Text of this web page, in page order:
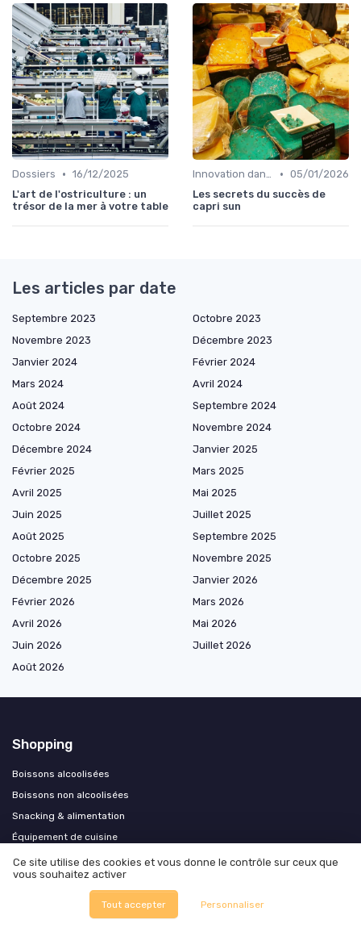
Dossiers • 16/12/2025
L'art de l'ostriculture : un
trésor de la mer à votre table
Innovation dans la food • 05/01/2026
Les secrets du succès de
capri sun
Les articles par date
Septembre 2023
Octobre 2023
Novembre 2023
Décembre 2023
Janvier 2024
Février 2024
Mars 2024
Avril 2024
Août 2024
Septembre 2024
Octobre 2024
Novembre 2024
Décembre 2024
Janvier 2025
Février 2025
Mars 2025
Avril 2025
Mai 2025
Juin 2025
Juillet 2025
Août 2025
Septembre 2025
Octobre 2025
Novembre 2025
Décembre 2025
Janvier 2026
Février 2026
Mars 2026
Avril 2026
Mai 2026
Juin 2026
Juillet 2026
Août 2026
Shopping
Boissons alcoolisées
Boissons non alcoolisées
Snacking & alimentation
Équipement de cuisine
Hygiène & désinfection
Cadeaux & coffrets
Sante et produits bio
Ce site utilise des cookies et vous donne le contrôle sur ceux que
vous souhaitez activer
Tout accepter Personnaliser